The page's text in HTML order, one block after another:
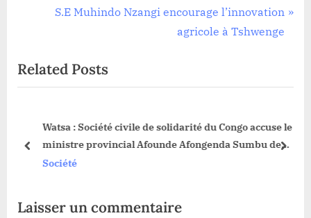
l’article
u
s
s
N
t
P
s
t
:
S.E Muhindo Nzangi encourage l’innovation
agricole à Tshwenge
Related Posts
Watsa : Société civile de solidarité du Congo accuse le
ministre provincial Afounde Afongenda Sumbu de
manœuvrer pour remplacer le chef de secteur
Société
prev next
Laisser un commentaire